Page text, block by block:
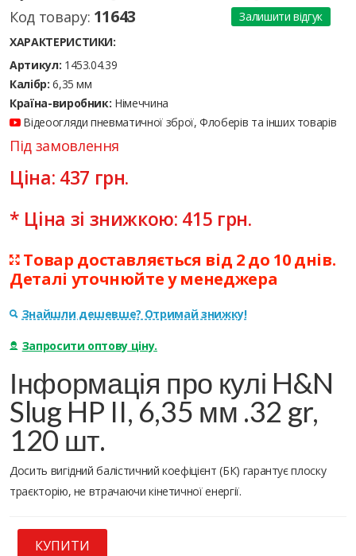
Код товару: 11643
Залишити відгук
ХАРАКТЕРИСТИКИ:
Артикул: 1453.04.39
Калібр: 6,35 мм
Країна-виробник: Німеччина
Відеоогляди пневматичної зброї, Флоберів та інших товарів
Під замовлення
Ціна: 437 грн.
* Ціна зі знижкою: 415 грн.
Товар доставляється від 2 до 10 днів.
Деталі уточнюйте у менеджера
Знайшли дешевше? Отримай знижку!
Запросити оптову ціну.
Інформація про кулі H&N
Slug HP II, 6,35 мм .32 gr,
120 шт.
Досить вигідний балістичний коефіцієнт (БК) гарантує плоску
траєкторію, не втрачаючи кінетичної енергії.
КУПИТИ